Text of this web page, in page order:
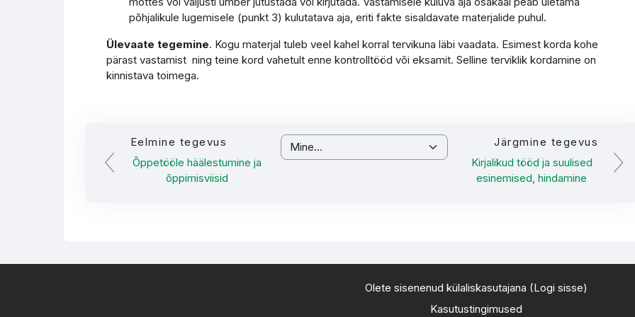
põhjalikule lugemisele (punkt 3) kulutatava aja, eriti fakte sisaldavate materjalide puhul.
Ülevaate tegemine. Kogu materjal tuleb veel kahel korral tervikuna läbi vaadata. Esimest korda kohe
pärast vastamist ning teine kord vahetult enne kontrolltööd või eksamit. Selline terviklik kordamine on
kinnistava toimega.
Eelmine tegevus
Õppetööle häälestumine ja
õppimisviisid
Mine...
Järgmine tegevus
Kirjalikud tööd ja suulised
esinemised, hindamine
Olete sisenenud külaliskasutajana (Logi sisse)
Kasutustingimused